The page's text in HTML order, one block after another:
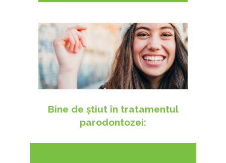
Bine de știut în tratamentul
parodontozei: